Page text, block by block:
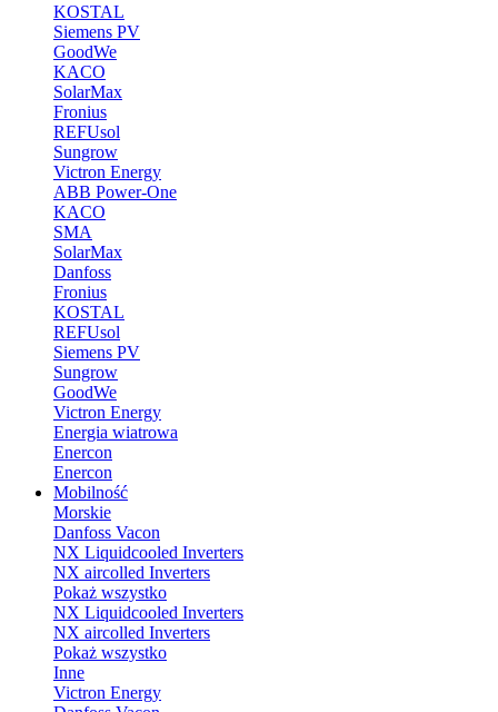
KOSTAL
Siemens PV
GoodWe
KACO
SolarMax
Fronius
REFUsol
Sungrow
Victron Energy
ABB Power-One
KACO
SMA
SolarMax
Danfoss
Fronius
KOSTAL
REFUsol
Siemens PV
Sungrow
GoodWe
Victron Energy
Energia wiatrowa
Enercon
Enercon
Mobilność
Morskie
Danfoss Vacon
NX Liquidcooled Inverters
NX aircolled Inverters
Pokaż wszystko
NX Liquidcooled Inverters
NX aircolled Inverters
Pokaż wszystko
Inne
Victron Energy